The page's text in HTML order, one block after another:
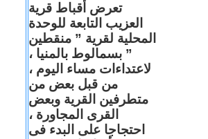
تعرض أقباط قرية
العزيب التابعة للوحدة
المحلية لقرية ” منقطين
” بسمالوط بالمنيا ،
لاعتداءات مساء اليوم ،
من قبل بعض من
متطرفين القرية وبعض
القرى المجاورة ،
احتجاجا على البدء فى